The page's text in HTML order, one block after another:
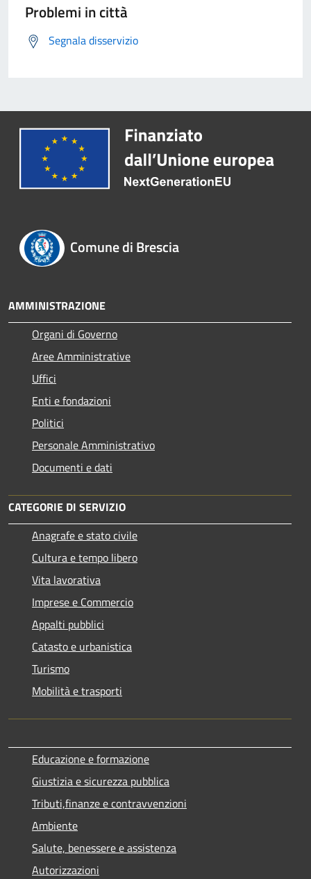
Problemi in città
Segnala disservizio
Comune di Brescia
AMMINISTRAZIONE
Organi di Governo
Aree Amministrative
Uffici
Enti e fondazioni
Politici
Personale Amministrativo
Documenti e dati
CATEGORIE DI SERVIZIO
Anagrafe e stato civile
Cultura e tempo libero
Vita lavorativa
Imprese e Commercio
Appalti pubblici
Catasto e urbanistica
Turismo
Mobilità e trasporti
Educazione e formazione
Giustizia e sicurezza pubblica
Tributi,finanze e contravvenzioni
Ambiente
Salute, benessere e assistenza
Autorizzazioni